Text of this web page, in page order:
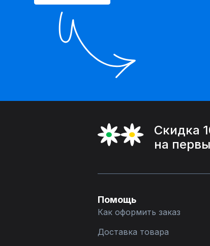
Скидка
на
Помощь
Как оформить заказ
Доставка товара